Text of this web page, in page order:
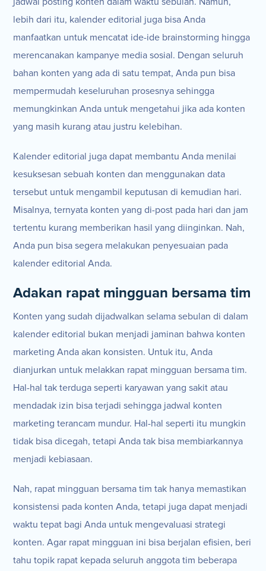
lebih dari itu, kalender editorial juga bisa Anda
manfaatkan untuk mencatat ide-ide brainstorming hingga
merencanakan kampanye media sosial. Dengan seluruh
bahan konten yang ada di satu tempat, Anda pun bisa
mempermudah keseluruhan prosesnya sehingga
memungkinkan Anda untuk mengetahui jika ada konten
yang masih kurang atau justru kelebihan.
Kalender editorial juga dapat membantu Anda menilai
kesuksesan sebuah konten dan menggunakan data
tersebut untuk mengambil keputusan di kemudian hari.
Misalnya, ternyata konten yang di-post pada hari dan jam
tertentu kurang memberikan hasil yang diinginkan. Nah,
Anda pun bisa segera melakukan penyesuaian pada
kalender editorial Anda.
Adakan rapat mingguan bersama tim
Konten yang sudah dijadwalkan selama sebulan di dalam
kalender editorial bukan menjadi jaminan bahwa konten
marketing Anda akan konsisten. Untuk itu, Anda
dianjurkan untuk melakkan rapat mingguan bersama tim.
Hal-hal tak terduga seperti karyawan yang sakit atau
mendadak izin bisa terjadi sehingga jadwal konten
marketing terancam mundur. Hal-hal seperti itu mungkin
tidak bisa dicegah, tetapi Anda tak bisa membiarkannya
menjadi kebiasaan.
Nah, rapat mingguan bersama tim tak hanya memastikan
konsistensi pada konten Anda, tetapi juga dapat menjadi
waktu tepat bagi Anda untuk mengevaluasi strategi
konten. Agar rapat mingguan ini bisa berjalan efisien, beri
tahu topik rapat kepada seluruh anggota tim beberapa